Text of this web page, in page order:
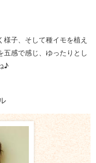
子、そして種イモを植え
五感で感じ、ゆったりとし
♪